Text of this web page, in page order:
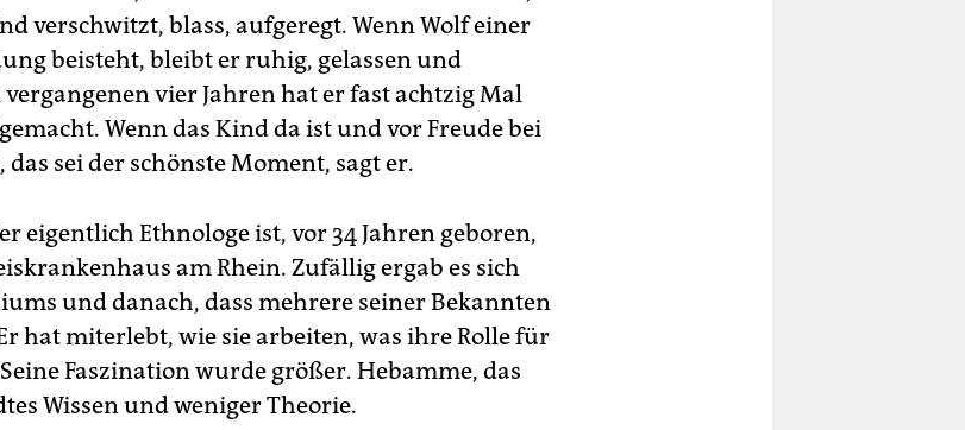
verschwitzt, blass, aufgeregt. Wenn Wolf einer
beisteht, bleibt er ruhig, gelassen und
vier Jahren hat er fast achtzig Mal
Wenn das Kind da ist und vor Freude bei
sei der schönste Moment, sagt er.
eigentlich Ethnologe ist, vor 34 Jahren geboren,
am Rhein. Zufällig ergab es sich
und danach, dass mehrere seiner Bekannten
hat miterlebt, wie sie arbeiten, was ihre Rolle für
Faszination wurde größer. Hebamme, das
Wissen und weniger Theorie.